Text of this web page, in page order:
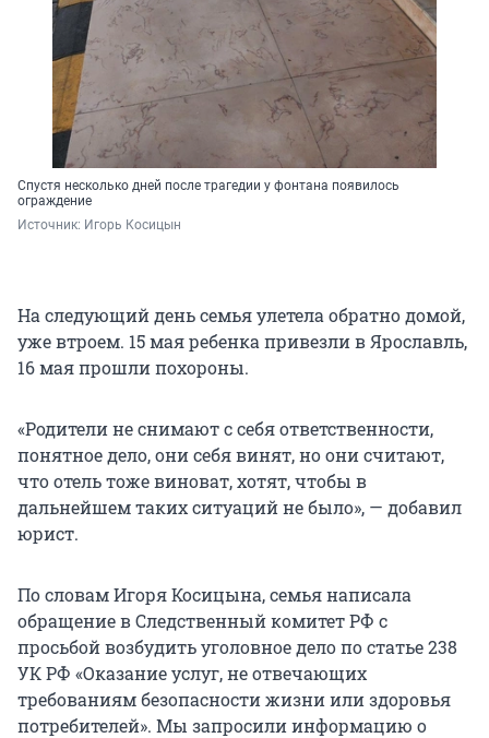
Спустя несколько дней после трагедии у фонтана появилось
ограждение
Источник: Игорь Косицын
На следующий день семья улетела обратно домой,
уже втроем. 15 мая ребенка привезли в Ярославль,
16 мая прошли похороны.
«Родители не снимают с себя ответственности,
понятное дело, они себя винят, но они считают,
что отель тоже виноват, хотят, чтобы в
дальнейшем таких ситуаций не было», — добавил
юрист.
По словам Игоря Косицына, семья написала
обращение в Следственный комитет РФ с
просьбой возбудить уголовное дело по статье 238
УК РФ «Оказание услуг, не отвечающих
требованиям безопасности жизни или здоровья
потребителей». Мы запросили информацию о